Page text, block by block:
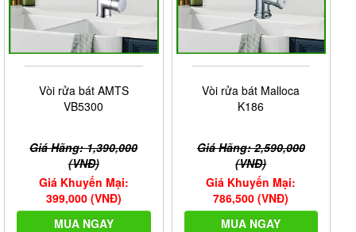
Vòi rửa bát AMTS
VB5300
Giá Hãng: 1,390,000
(VNĐ)
Giá Khuyến Mại:
399,000 (VNĐ)
MUA NGAY
Vòi rửa bát Malloca
K186
Giá Hãng: 2,590,000
(VNĐ)
Giá Khuyến Mại:
786,500 (VNĐ)
MUA NGAY